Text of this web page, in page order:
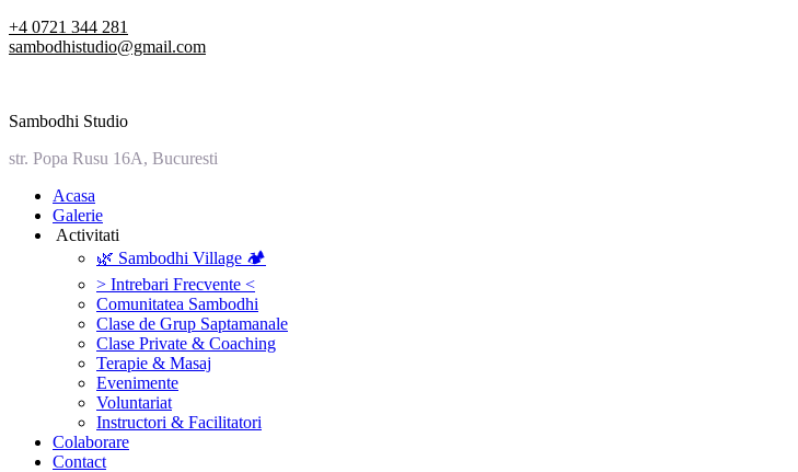
Skip
to
+4 0721 344 281
sambodhistudio@gmail.com
Sambodhi Studio
str. Popa Rusu 16A, Bucuresti
‎Acasa
Galerie
‎ ‎Activitati‎
🌿 Sambodhi Village 🏕️
> Intrebari Frecvente <
Comunitatea Sambodhi
Clase de Grup Saptamanale
Clase Private & Coaching
Terapie & Masaj
‎Evenimente
Voluntariat
‏‏‎Instructori & Facilitatori
Colaborare
Contact